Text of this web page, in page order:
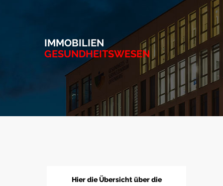
IMMOBILIEN
GESUNDHEITSWESEN
Hier die Übersicht über die